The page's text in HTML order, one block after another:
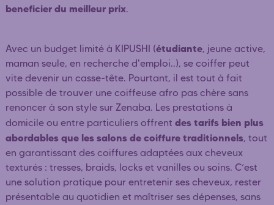
beneficier du meilleur prix.
Avec un budget limité à KIPUSHI (étudiante, jeune active,
maman seule, en recherche d'emploi..), se coiffer peut
vite devenir un casse-tête. Pourtant, il est tout à fait
possible de trouver une coiffeuse afro pas chère sans
renoncer à son style sur Zenaba. Les prestations à
domicile ou entre particuliers offrent des tarifs bien plus
abordables que les salons de coiffure traditionnels, tout
en garantissant des coiffures adaptées aux cheveux
texturés : tresses, braids, locks et vanilles ou soins. C’est
une solution pratique pour entretenir ses cheveux, rester
présentable au quotidien et maîtriser ses dépenses, sans